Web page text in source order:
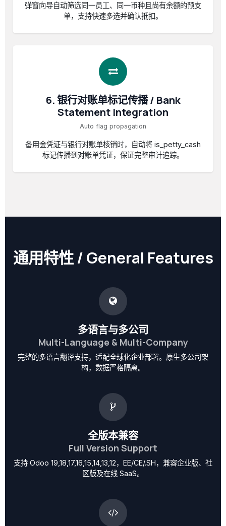
弹窗向导自动筛选同一员工、同一币种且尚有余额的预支
单，支持快速多选并确认抵扣。
6. 银行对账单标记传播 / Bank
Statement Integration
Auto flag propagation
备用金凭证与银行对账单核销时，自动将 is_petty_cash
标记传播到对账单凭证，保证完整审计追踪。
通用特性 / General Features
多语言与多公司
Multi-Language & Multi-Company
完整的多语言翻译支持，适配全球化企业部署。原生多公司架
构，数据严格隔离。
全版本兼容
Full Version Support
支持 Odoo 19,18,17,16,15,14,13,12，EE/CE/.SH，兼容企业版、社
区版及在线 SaaS。